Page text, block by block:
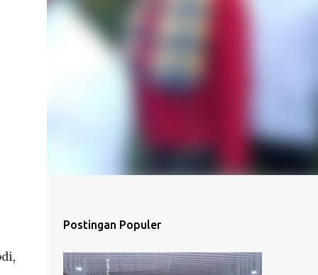
Postingan Populer